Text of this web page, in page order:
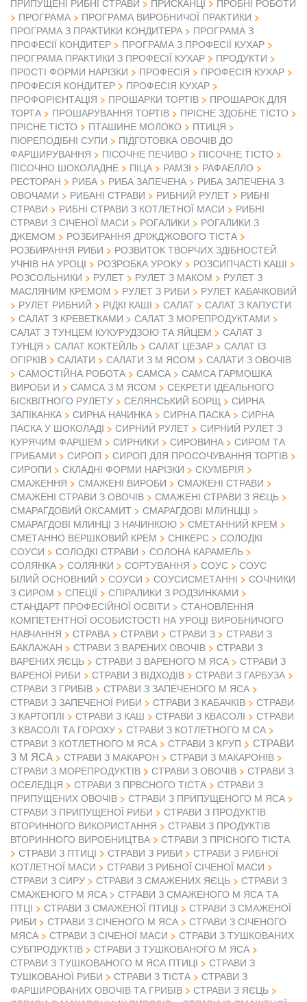
ПРИПУЩЕНІ РИБНІ СТРАВИ
ПРИСКАНЦІ
ПРОБНІ РОБОТИ
ПРОГРАМА
ПРОГРАМА ВИРОБНИЧОЇ ПРАКТИКИ
ПРОГРАМА З ПРАКТИКИ КОНДИТЕРА
ПРОГРАМА З
ПРОФЕСІЇ КОНДИТЕР
ПРОГРАМА З ПРОФЕСІЇ КУХАР
ПРОГРАМА ПРАКТИКИ З ПРОФЕСІЇ КУХАР
ПРОДУКТИ
ПРОСТІ ФОРМИ НАРІЗКИ
ПРОФЕСІЯ
ПРОФЕСІЯ КУХАР
ПРОФЕСІЯ КОНДИТЕР
ПРОФЕСІЯ КУХАР
ПРОФОРІЄНТАЦІЯ
ПРОШАРКИ ТОРТІВ
ПРОШАРОК ДЛЯ
ТОРТА
ПРОШАРУВАННЯ ТОРТІВ
ПРІСНЕ ЗДОБНЕ ТІСТО
ПРІСНЕ ТІСТО
ПТАШИНЕ МОЛОКО
ПТИЦЯ
ПЮРЕПОДІБНІ СУПИ
ПІДГОТОВКА ОВОЧІВ ДО
ФАРШИРУВАННЯ
ПІСОЧНЕ ПЕЧИВО
ПІСОЧНЕ ТІСТО
ПІСОЧНО ШОКОЛАДНЕ
ПІЦА РАМЗІ
РАФАЕЛЛО
РЕСТОРАН
РИБА РИБА ЗАПЕЧЕНА
РИБА ЗАПЕЧЕНА З
ОВОЧАМИ
РИБАНІ СТРАВИ РИБНИЙ РУЛЕТ
РИБНІ
СТРАВИ
РИБНІ СТРАВИ З КОТЛЕТНОЇ МАСИ
РИБНІ
СТРАВИ З СІЧЕНОЇ МАСИ
РОГАЛИКИ
РОГАЛИКИ З
ДЖЕМОМ
РОЗБИРАННЯ ДРІЖДЖОВОГО ТІСТА
РОЗБИРАННЯ РИБИ
РОЗВИТОК ТВОРЧИХ ЗДІБНОСТЕЙ
УЧНІВ НА УРОЦІ
РОЗРОБКА УРОКУ
РОЗСИПЧАСТІ КАШІ
РОЗСОЛЬНИКИ
РУЛЕТ РУЛЕТ З МАКОМ
РУЛЕТ З
МАСЛЯНИМ КРЕМОМ
РУЛЕТ З РИБИ
РУЛЕТ КАБАЧКОВИЙ
РУЛЕТ РИБНИЙ
РІДКІ КАШІ САЛАТ
САЛАТ З КАПУСТИ
САЛАТ З КРЕВЕТКАМИ
САЛАТ З МОРЕПРОДУКТАМИ
САЛАТ З ТУНЦЕМ КУКУРУДЗОЮ ТА ЯЙЦЕМ
САЛАТ З
ТУНЦЯ
САЛАТ КОКТЕЙЛЬ САЛАТ ЦЕЗАР
САЛАТ ІЗ
ОГІРКІВ
САЛАТИ САЛАТИ З М ЯСОМ
САЛАТИ З ОВОЧІВ
САМОСТІЙНА РОБОТА
САМСА
САМСА ГАРМОШКА
ВИРОБИ И
САМСА З М ЯСОМ
СЕКРЕТИ ІДЕАЛЬНОГО
БІСКВІТНОГО РУЛЕТУ
СЕЛЯНСЬКИЙ БОРЩ
СИРНА
ЗАПІКАНКА
СИРНА НАЧИНКА СИРНА ПАСКА
СИРНА
ПАСКА У ШОКОЛАДІ
СИРНИЙ РУЛЕТ
СИРНИЙ РУЛЕТ З
КУРЯЧИМ ФАРШЕМ
СИРНИКИ СИРОВИНА
СИРОМ ТА
ГРИБАМИ
СИРОП
СИРОП ДЛЯ ПРОСОЧУВАННЯ ТОРТІВ
СИРОПИ
СКЛАДНІ ФОРМИ НАРІЗКИ
СКУМБРІЯ
СМАЖЕННЯ
СМАЖЕНІ ВИРОБИ
СМАЖЕНІ СТРАВИ
СМАЖЕНІ СТРАВИ З ОВОЧІВ
СМАЖЕНІ СТРАВИ З ЯЄЦЬ
СМАРАГДОВИЙ ОКСАМИТ
СМАРАГДОВІ МЛИНЦЦІ
СМАРАГДОВІ МЛИНЦІ З НАЧИНКОЮ
СМЕТАННИЙ КРЕМ
СМЕТАННО ВЕРШКОВИЙ КРЕМ
СНІКЕРС
СОЛОДКІ
СОУСИ
СОЛОДКІ СТРАВИ
СОЛОНА КАРАМЕЛЬ
СОЛЯНКА
СОЛЯНКИ СОРТУВАННЯ СОУС
СОУС
БІЛИЙ ОСНОВНИЙ
СОУСИ СОУСИСМЕТАННІ
СОЧНИКИ
З СИРОМ
СПЕЦІЇ
СПІРАЛИКИ З РОДЗИНКАМИ
СТАНДАРТ ПРОФЕСІЙНОЇ ОСВІТИ
СТАНОВЛЕННЯ
КОМПЕТЕНТНОЇ ОСОБИСТОСТІ НА УРОЦІ ВИРОБНИЧОГО
НАВЧАННЯ
СТРАВА СТРАВИ СТРАВИ З
СТРАВИ З
БАКЛАЖАН
СТРАВИ З ВАРЕНИХ ОВОЧІВ
СТРАВИ З
ВАРЕНИХ ЯЄЦЬ
СТРАВИ З ВАРЕНОГО М ЯСА
СТРАВИ З
ВАРЕНОЇ РИБИ
СТРАВИ З ВІДХОДІВ
СТРАВИ З ГАРБУЗА
СТРАВИ З ГРИБІВ
СТРАВИ З ЗАПЕЧЕНОГО М ЯСА
СТРАВИ З ЗАПЕЧЕНОЇ РИБИ
СТРАВИ З КАБАЧКІВ
СТРАВИ
З КАРТОПЛІ
СТРАВИ З КАШ СТРАВИ З КВАСОЛІ
СТРАВИ
З КВАСОЛІ ТА ГОРОХУ
СТРАВИ З КОТЛЕТНОГО М СА
СТРАВИ З КОТЛЕТНОГО М ЯСА
СТРАВИ З КРУП
СТРАВИ
З М ЯСА
СТРАВИ З МАКАРОН
СТРАВИ З МАКАРОНІВ
СТРАВИ З МОРЕПРОДУКТІВ
СТРАВИ З ОВОЧІВ
СТРАВИ З
ОСЕЛЕДЦЯ
СТРАВИ З ПРВСНОГО ТІСТА
СТРАВИ З
ПРИПУЩЕНИХ ОВОЧІВ
СТРАВИ З ПРИПУЩЕНОГО М ЯСА
СТРАВИ З ПРИПУЩЕНОЇ РИБИ
СТРАВИ З ПРОДУКТІВ
ВТОРИННОГО ВИКОРИСТАННЯ
СТРАВИ З ПРОДУКТІВ
ВТОРИННОГО ВИРОБНИЦТВА
СТРАВИ З ПРІСНОГО ТІСТА
СТРАВИ З ПТИЦІ
СТРАВИ З РИБИ
СТРАВИ З РИБНОЇ
КОТЛЕТНОЇ МАСИ
СТРАВИ З РИБНОЇ СІЧЕНОЇ МАСИ
СТРАВИ З СИРУ
СТРАВИ З СМАЖЕНИХ ЯЄЦЬ
СТРАВИ З
СМАЖЕНОГО М ЯСА
СТРАВИ З СМАЖЕНОГО М ЯСА ТА
ПТЦІ
СТРАВИ З СМАЖЕНОЇ ПТИЦІ
СТРАВИ З СМАЖЕНОЇ
РИБИ
СТРАВИ З СІЧЕНОГО М ЯСА
СТРАВИ З СІЧЕНОГО
МЯСА
СТРАВИ З СІЧЕНОЇ МАСИ
СТРАВИ З ТУШКОВАНИХ
СУБПРОДУКТІВ
СТРАВИ З ТУШКОВАНОГО М ЯСА
СТРАВИ З ТУШКОВАНОГО М ЯСА ПТИЦІ
СТРАВИ З
ТУШКОВАНОЇ РИБИ
СТРАВИ З ТІСТА
СТРАВИ З
ФАРШИРОВАНИХ ОВОЧІВ ТА ГРИБІВ
СТРАВИ З ЯЄЦЬ